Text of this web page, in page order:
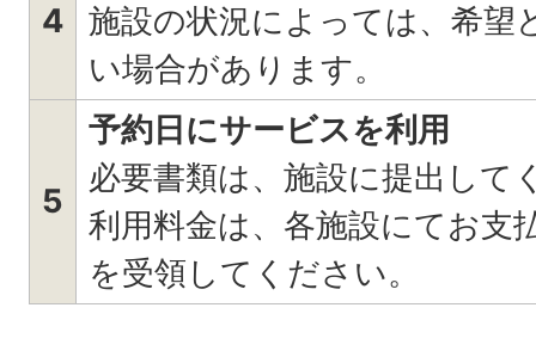
4
施設の状況によっては、希望
い場合があります。
5
予約日にサービスを利用
必要書類は、施設に提出して
利用料金は、各施設にてお支
を受領してください。